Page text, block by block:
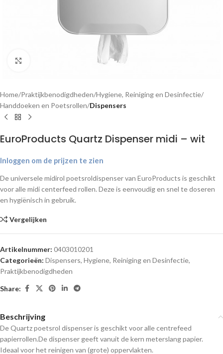
Home Praktijkbenodigdheden Hygiene, Reiniging en Desinfectie
Handdoeken en Poetsrollen Dispensers
EuroProducts Quartz Dispenser midi – wit
Inloggen om de prijzen te zien
De universele midirol poetsroldispenser van EuroProducts is geschikt
voor alle midi centerfeed rollen. Deze is eenvoudig en snel te doseren
en hygiënisch in gebruik.
Vergelijken
Artikelnummer: 0403010201
Categorieën: Dispensers, Hygiene, Reiniging en Desinfectie,
Praktijkbenodigdheden
Share:
Beschrijving
De Quartz poetsrol dispenser is geschikt voor alle centrefeed
papierrollen.De dispenser geeft vanuit de kern meterslang papier.
Ideaal voor het reinigen van (grote) oppervlakten.